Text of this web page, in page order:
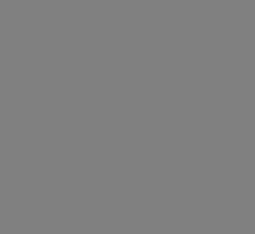
worden direct bijgewerkt